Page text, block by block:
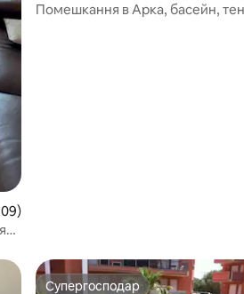
4,91 з 5, відгуки: 109
Веккьо
Помешкання в Арка, басейн,
Супергосподар